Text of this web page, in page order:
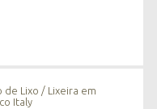
de Lixo / Lixeira em
Italy